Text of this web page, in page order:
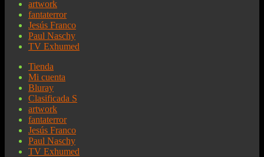
artwork
fantaterror
Jesús Franco
Paul Naschy
TV Exhumed
Tienda
Mi cuenta
Bluray
Clasificada S
artwork
fantaterror
Jesús Franco
Paul Naschy
TV Exhumed